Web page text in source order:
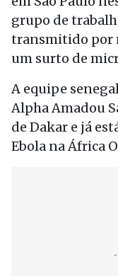
grupo de
transmitido por
um surto de
A equipe
Alpha Amadou
de Dakar e já
Ebola na África